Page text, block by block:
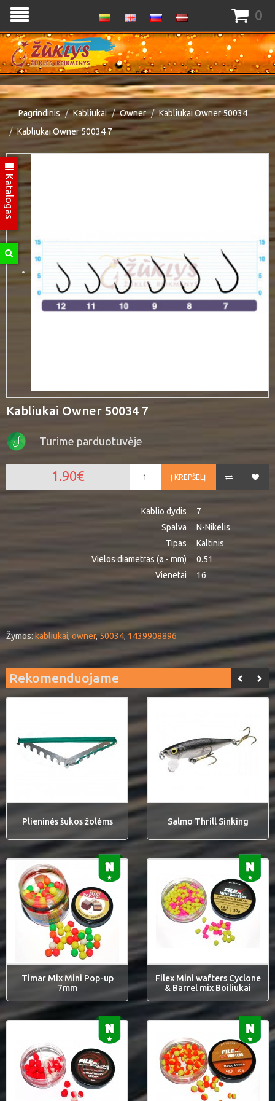
Katalogas
0
Pagrindinis Kabliukai Owner
Kabliukai Owner 50034
Kabliukai Owner 50034 7
Kabliukai Owner 50034 7
Turime parduotuvėje
Į KREPŠELĮ
1.90€
Kablio dydis
7
Spalva
N-Nikelis
Tipas
Kaltinis
Vielos diametras (ø - mm)
0.51
Vienetai
16
Žymos:kabliukai, owner,50034, 1439908896
Rekomenduojame
Plieninės šukos žolėms Salmo Thrill Sinking
Timar Mix Mini Pop-up
7mm
Filex Mini wafters Cyclone
& Barrel mix Boiliukai